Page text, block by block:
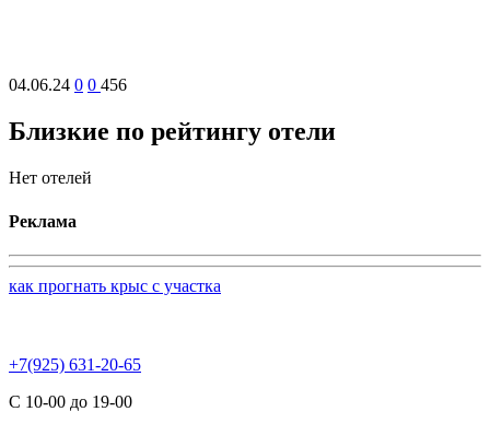
04.06.24 0 0 456
Близкие по рейтингу отели
Нет отелей
Реклама
как прогнать крыс с участка
+7(925) 631-20-65
С 10-00 до 19-00